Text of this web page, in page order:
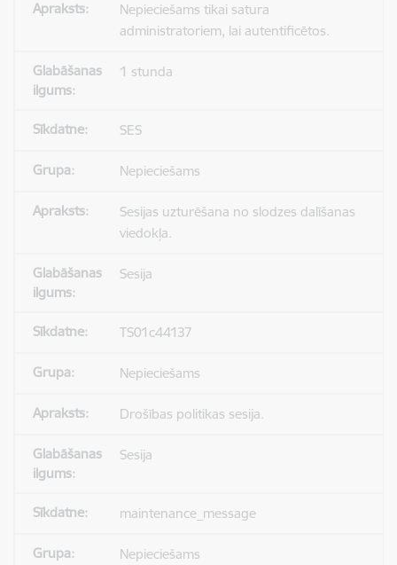
Nepieciešams tikai satura
administratoriem, lai autentificētos.
1 stunda
SES
Nepieciešams
Sesijas uzturēšana no slodzes dalīšanas
viedokļa.
Sesija
TS01c44137
Nepieciešams
Drošības politikas sesija.
Sesija
maintenance_message
Nepieciešams